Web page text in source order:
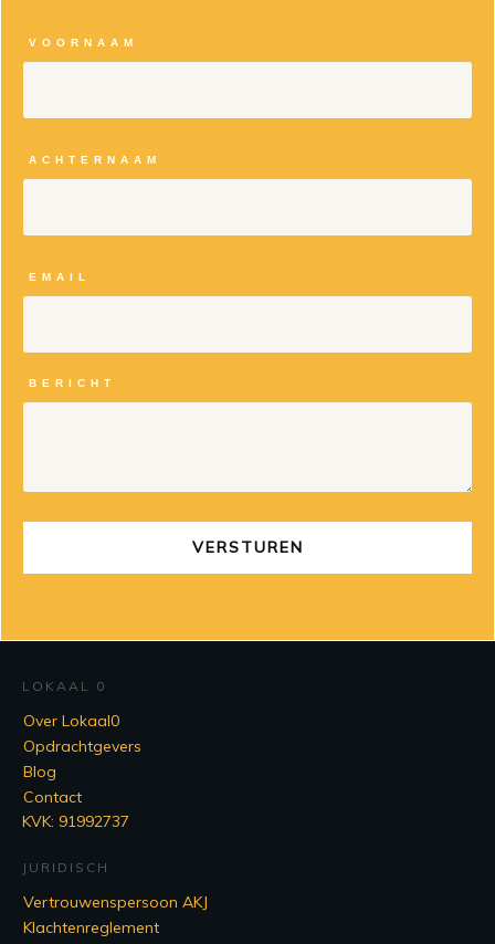
VOORNAAM
ACHTERNAAM
EMAIL
BERICHT
VERSTUREN
LOKAAL 0
Over Lokaal0
Opdrachtgevers
Blog
Contact
KVK: 91992737
JURIDISCH
Vertrouwenspersoon AKJ
Klachtenreglement